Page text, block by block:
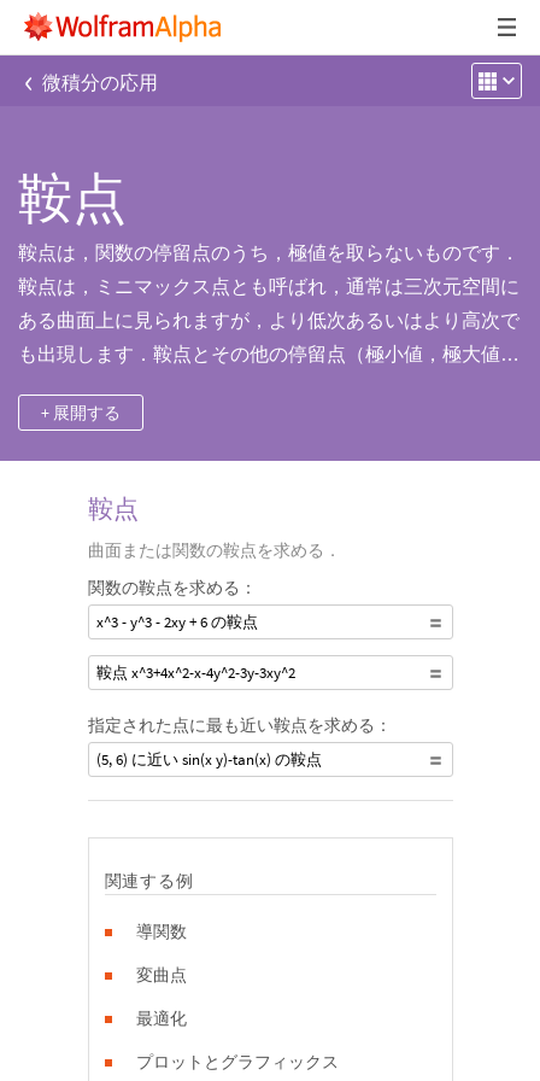
‹ 微積分の応用
鞍点
鞍点は，関数の停留点のうち，極値を取らないものです．
鞍点は，ミニマックス点とも呼ばれ，通常は三次元空間に
ある曲面上に見られますが，より低次あるいはより高次で
も出現します．鞍点とその他の停留点（極小値，極大値
ストがしばしば使われます．
+ 展開する
鞍点
曲面または関数の鞍点を求める．
関数の鞍点を求める：
x^3 - y^3 - 2xy + 6 の鞍点
鞍点 x^3+4x^2-x-4y^2-3y-3xy^2
指定された点に最も近い鞍点を求める：
(5, 6) に近い sin(x y)-tan(x) の鞍点
関連する例
導関数
変曲点
最適化
プロットとグラフィックス